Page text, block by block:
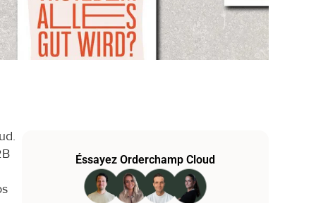
Éssayez Orderchamp Cloud